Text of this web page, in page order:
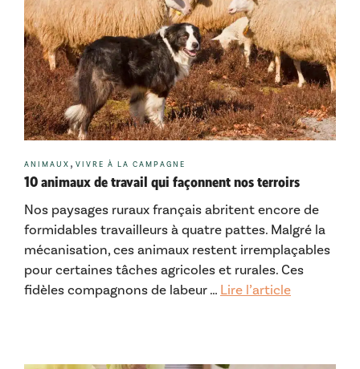
10 animaux de travail qui façonnent nos terroirs
Nos paysages ruraux français abritent encore de
formidables travailleurs à quatre pattes. Malgré la
mécanisation, ces animaux restent irremplaçables
pour certaines tâches agricoles et rurales. Ces
fidèles compagnons de labeur … Lire l’article
Catégories
ANIMAUX , VIVRE À LA CAMPAGNE